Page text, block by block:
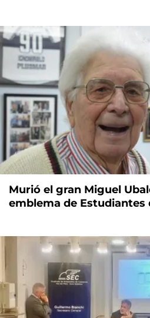
Murió el gran Miguel
emblema de Estudiantes